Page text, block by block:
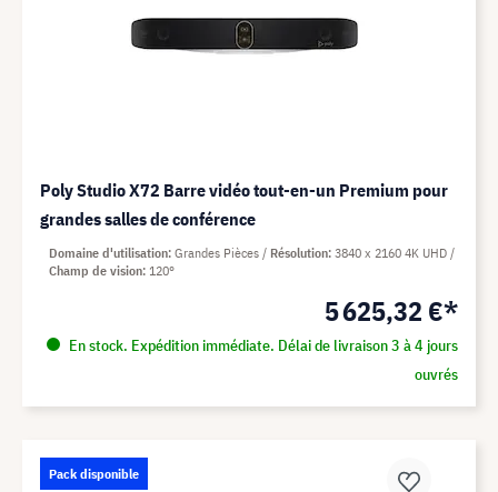
Poly Studio X72 Barre vidéo tout-en-un Premium pour
grandes salles de conférence
5 625,32 €*
En stock. Expédition immédiate. Délai de livraison 3 à 4 jours
ouvrés
Domaine d'utilisation Grandes Pièces Résolution 3840 x 2160 4K UHD
Champ de vision 120°
Pack disponible